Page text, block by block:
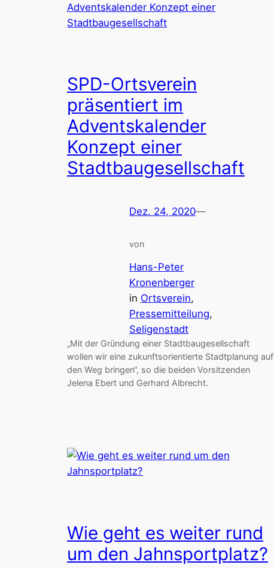
SPD-Ortsverein
präsentiert im
Adventskalender
Konzept einer
Stadtbaugesellschaft
Dez. 24, 2020—
von
Hans-Peter
Kronenberger
in Ortsverein
Pressemitteilung
Seligenstadt
„Mit der Gründung einer Stadtbaugesellschaft
wollen wir eine zukunftsorientierte Stadtplanung auf
den Weg bringen“, so die beiden Vorsitzenden
Jelena Ebert und Gerhard Albrecht.
Wie geht es weiter rund
um den Jahnsportplatz?